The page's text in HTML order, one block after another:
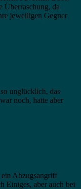
Überraschung, da
jeweiligen Gegner
unglücklich, das
noch, hatte aber
Abzugsangriff
Einiges, aber auch bei